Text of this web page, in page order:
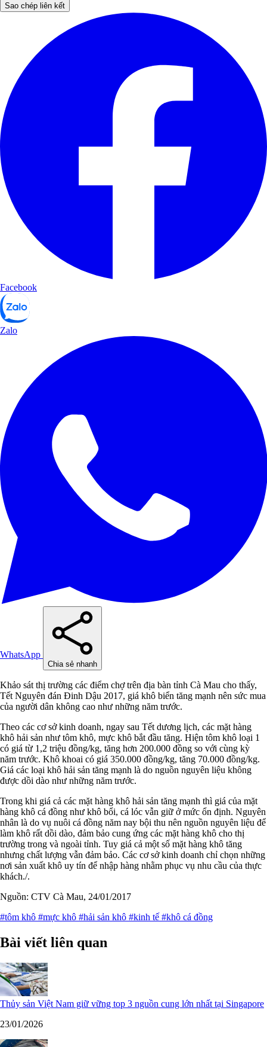
Sao chép liên kết
Facebook
Zalo
WhatsApp
Chia sẻ nhanh
Khảo sát thị trường các điểm chợ trên địa bàn tỉnh Cà Mau cho thấy,
Tết Nguyên đán Đinh Dậu 2017, giá khô biển tăng mạnh nên sức mua
của người dân không cao như những năm trước.
Theo các cơ sở kinh doanh, ngay sau Tết dương lịch, các mặt hàng
khô hải sản như tôm khô, mực khô bắt đầu tăng. Hiện tôm khô loại 1
có giá từ 1,2 triệu đồng/kg, tăng hơn 200.000 đồng so với cùng kỳ
năm trước. Khô khoai có giá 350.000 đồng/kg, tăng 70.000 đồng/kg.
Giá các loại khô hải sản tăng mạnh là do nguồn nguyên liệu không
được dồi dào như những năm trước.
Trong khi giá cả các mặt hàng khô hải sản tăng mạnh thì giá của mặt
hàng khô cá đồng như khô bổi, cá lóc vẫn giữ ở mức ổn định. Nguyên
nhân là do vụ nuôi cá đồng năm nay bội thu nên nguồn nguyên liệu để
làm khô rất dồi dào, đảm bảo cung ứng các mặt hàng khô cho thị
trường trong và ngoài tỉnh. Tuy giá cả một số mặt hàng khô tăng
nhưng chất lượng vẫn đảm bảo. Các cơ sở kinh doanh chỉ chọn những
nơi sản xuất khô uy tín để nhập hàng nhằm phục vụ nhu cầu của thực
khách./.
Nguồn: CTV Cà Mau, 24/01/2017
#tôm khô #mực khô #hải sản khô #kinh tế #khô cá đồng
Bài viết liên quan
Thủy sản Việt Nam giữ vững top 3 nguồn cung lớn nhất tại Singapore
23/01/2026